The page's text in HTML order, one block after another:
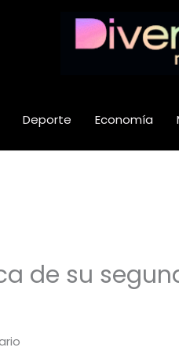
Deporte Economía
de su